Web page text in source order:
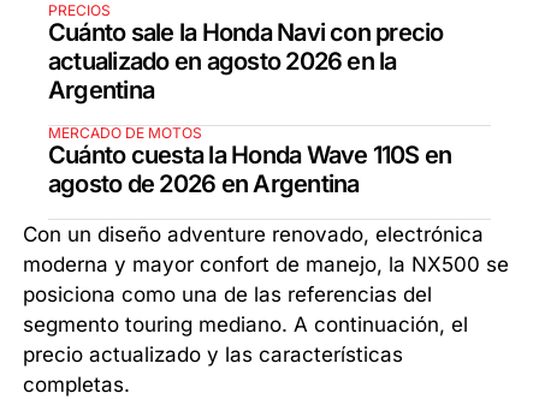
PRECIOS
Cuánto sale la Honda Navi con precio
actualizado en agosto 2026 en la
Argentina
MERCADO DE MOTOS
Cuánto cuesta la Honda Wave 110S en
agosto de 2026 en Argentina
Con un diseño adventure renovado, electrónica
moderna y mayor confort de manejo, la NX500 se
posiciona como una de las referencias del
segmento touring mediano. A continuación, el
precio actualizado y las características
completas.